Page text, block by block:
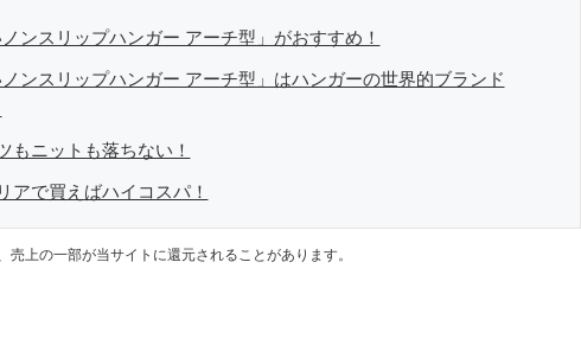
ンスリップハンガー アーチ型」がおすすめ！
ンスリップハンガー アーチ型」はハンガーの世界的ブランド
もニットも落ちない！
アで買えばハイコスパ！
上の一部が当サイトに還元されることがあります。